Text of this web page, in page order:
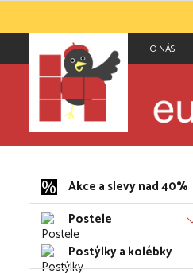
O NÁS
Akce a slevy nad 40%
Postele
Postýlky a kolébky